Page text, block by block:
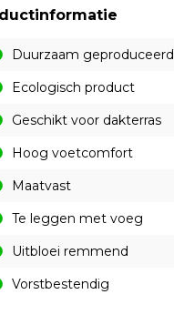
Duurzaam geproduceerd
Ecologisch product
Geschikt voor dakterras
Hoog voetcomfort
Maatvast
Te leggen met voeg
Uitbloei remmend
Vorstbestendig